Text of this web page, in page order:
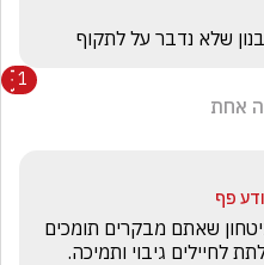
שלא נדבר על לתקוף
1
אחת
לחיילים גיבוי ותמיכה.